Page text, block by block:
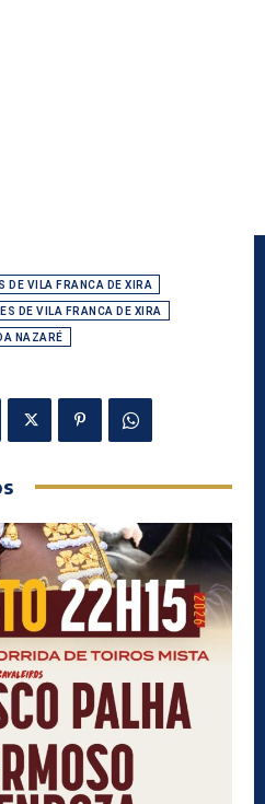
DE VILA FRANCA DE XIRA
DE VILA FRANCA DE XIRA
NAZARÉ